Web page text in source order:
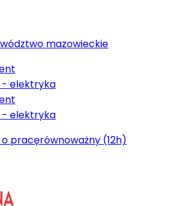
mazowieckie
- elektryka
- elektryka
pracęrównoważny (12h)